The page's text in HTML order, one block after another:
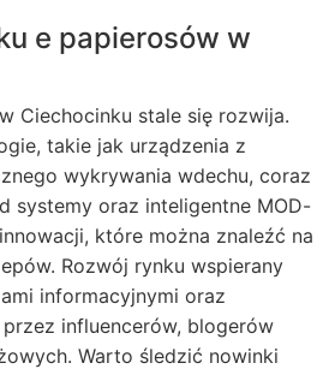
e papierosów w
Ciechocinku stale się rozwija.
takie jak urządzenia z
wykrywania wdechu, coraz
systemy oraz inteligentne MOD-
które można znaleźć na
Rozwój rynku wspierany
informacyjnymi oraz
influencerów, blogerów
Warto śledzić nowinki